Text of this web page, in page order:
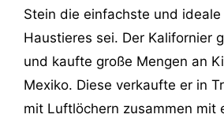
Stein die einfachste und ideale
Haustieres sei. Der Kalifornier
und kaufte große Mengen an
Mexiko. Diese verkaufte er in
mit Luftlöchern zusammen mit